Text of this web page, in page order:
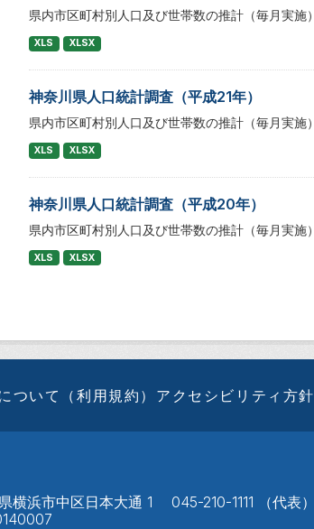
県内市区町村別人口及び世帯数の推計（毎月実施）
XLS XLSX
神奈川県人口統計調査（平成21年）
県内市区町村別人口及び世帯数の推計（毎月実施）
XLS XLSX
神奈川県人口統計調査（平成20年）
県内市区町村別人口及び世帯数の推計（毎月実施）
XLS XLSX
ついて（利用規約） アクセシビリティ方針
横浜市中区日本大通 1 045-210-1111 （代表）